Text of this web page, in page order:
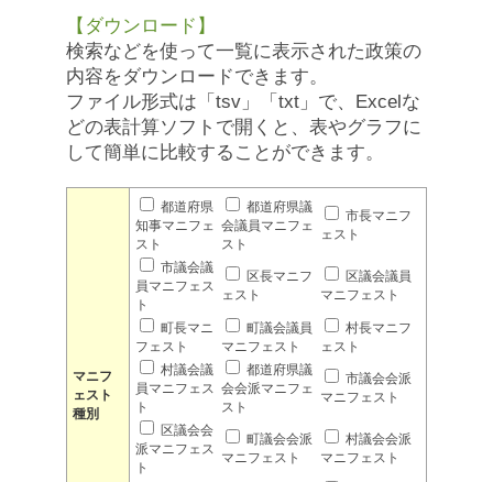
【ダウンロード】
検索などを使って一覧に表示された政策の
内容をダウンロードできます。
ファイル形式は「tsv」「txt」で、Excelな
どの表計算ソフトで開くと、表やグラフに
して簡単に比較することができます。
マニフ
ェスト
種別
都道府県
知事マニフェ
スト
都道府県議
会議員マニフェ
スト
市長マニフ
ェスト
市議会議
員マニフェス
ト
区長マニフ
ェスト
区議会議員
マニフェスト
町長マニ
フェスト
町議会議員
マニフェスト
村長マニフ
ェスト
村議会議
員マニフェス
ト
都道府県議
会会派マニフェ
スト
市議会会派
マニフェスト
区議会会
派マニフェス
ト
町議会会派
マニフェスト
村議会会派
マニフェスト